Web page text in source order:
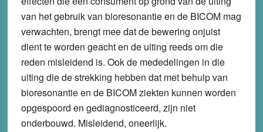
van het gebruik van bioresonantie en de BICOM mag
verwachten, brengt mee dat de bewering onjuist
dient te worden geacht en de uiting reeds om die
reden misleidend is. Ook de mededelingen in die
uiting die de strekking hebben dat met behulp van
bioresonantie en de BICOM ziekten kunnen worden
opgespoord en gediagnosticeerd, zijn niet
onderbouwd. Misleidend, oneerlijk.